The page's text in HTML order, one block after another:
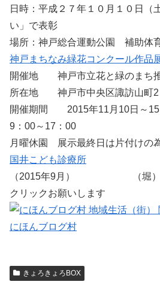
日時：平成２７年１０月１０日（
い」で表彰
場所：神戸総合運動公園 補助体
神戸まちなみ緑花コンクール作品
開催地 神戸市立花と緑のまち
所在地 神戸市中央区諏訪山町2
開催期間 2015年11月10日～15
9：00～17：00
月曜休園 展示最終日は片付けの
国井こども診療所
（2015年9月） （堀）
クリックお願いします
にほんブログ村
きょろきょろBOX